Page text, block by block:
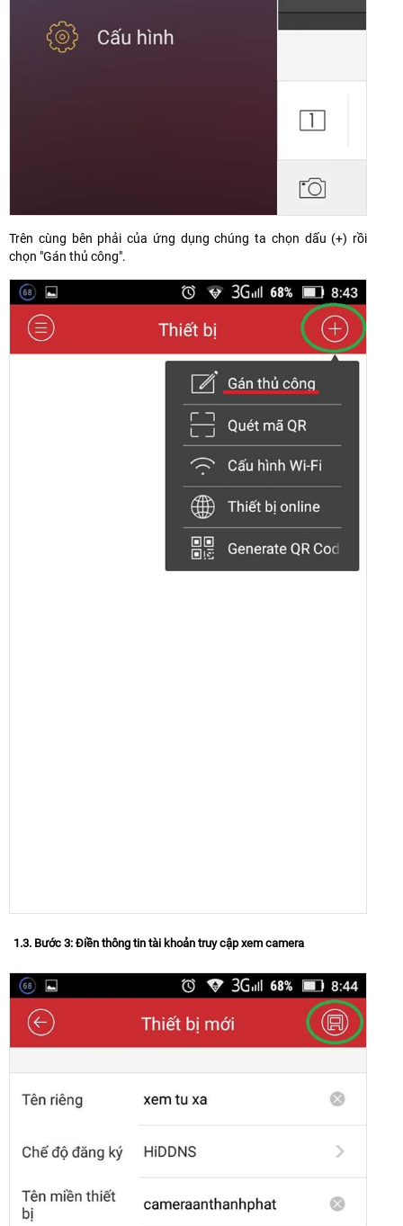
Trên cùng bên phải của ứng dụng chúng ta chọn dấu (+) rồi
chọn "Gán thủ công".
1.3. Bước 3: Điền thông tin tài khoản truy cập xem camera